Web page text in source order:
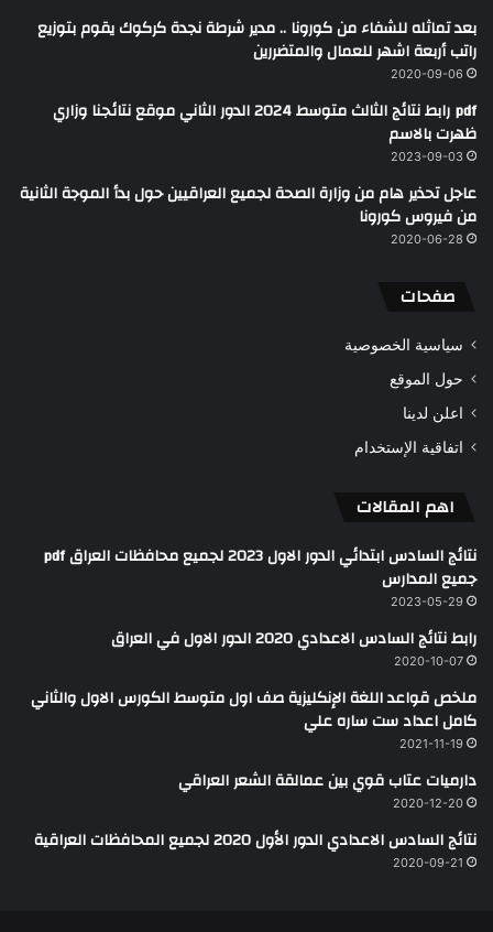
بعد تماثله للشفاء من كورونا .. مدير شرطة نجدة كركوك يقوم بتوزيع
راتب أربعة اشهر للعمال والمتضررين
2020-09-06
pdf رابط نتائج الثالث متوسط 2024 الدور الثاني موقع نتائجنا وزاري
ظهرت بالاسم
2023-09-03
عاجل تحذير هام من وزارة الصحة لجميع العراقيين حول بدأ الموجة الثانية
من فيروس كورونا
2020-06-28
صفحات
سياسية الخصوصية
حول الموقع
اعلن لدينا
اتفاقية الإستخدام
اهم المقالات
نتائج السادس ابتدائي الدور الاول 2023 لجميع محافظات العراق pdf
جميع المدارس
2023-05-29
رابط نتائج السادس الاعدادي 2020 الدور الاول في العراق
2020-10-07
ملخص قواعد اللغة الإنكليزية صف اول متوسط الكورس الاول والثاني
كامل اعداد ست ساره علي
2021-11-19
دارميات عتاب قوي بين عمالقة الشعر العراقي
2020-12-20
نتائج السادس الاعدادي الدور الأول 2020 لجميع المحافظات العراقية
2020-09-21